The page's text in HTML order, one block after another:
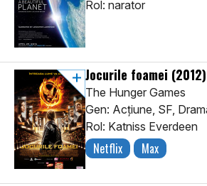
Rol: narator
Jocurile foamei (2012)
The Hunger Games
Gen: Acţiune, SF,
Rol: Katniss Everdeen
Netflix Max